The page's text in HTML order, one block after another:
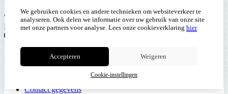
Webwinkelkeur
Like ons op Facebook
Bezoek Ons
Ruilen/Retourneren
Verzenden en bezorgen
Contact gegevens
We gebruiken cookies en andere technieken om websiteverkeer te
analyseren. Ook delen we informatie over uw gebruik van onze site
met onze partners voor analyse. Lees onze cookieverklaring hier
Accepteren Weigeren
Cookie-instellingen